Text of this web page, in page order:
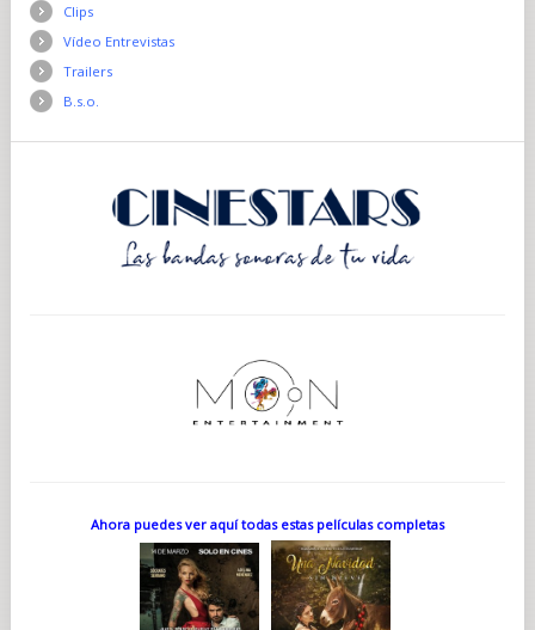
Clips
Vídeo Entrevistas
Trailers
B.s.o.
Ahora puedes ver aquí todas estas películas completas